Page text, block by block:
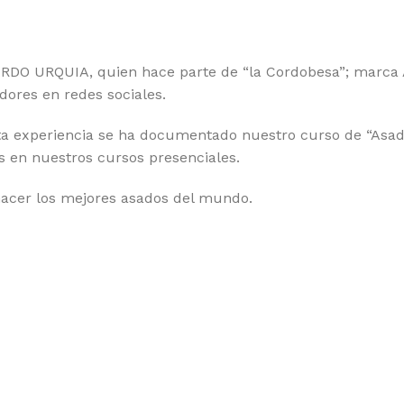
URQUIA, quien hace parte de “la Cordobesa”;
en redes sociales.
experiencia se ha documentado nuestro curso de
en nuestros cursos presenciales.
los mejores asados del mundo.